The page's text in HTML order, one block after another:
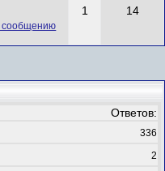
1 14
Ответов:
336
2